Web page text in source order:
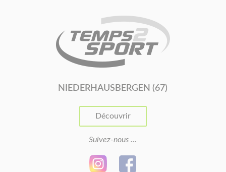
NIEDERHAUSBERGEN (67)
Découvrir
Suivez-nous ...